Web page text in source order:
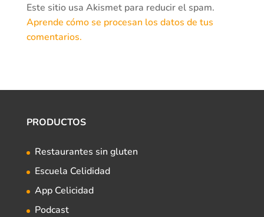
Este sitio usa Akismet para reducir el spam.
Aprende cómo se procesan los datos de tus
comentarios.
PRODUCTOS
Restaurantes sin gluten
Escuela Celididad
App Celicidad
Podcast